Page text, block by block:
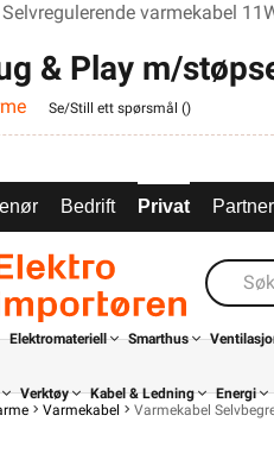
varmekabel
& Play m/
Se/Still ett spørsmål ()
Bedrift Privat
Elektromateriell Smarthus
Verktøy Kabel & Ledning Energi
Varmekabel Varmekabel